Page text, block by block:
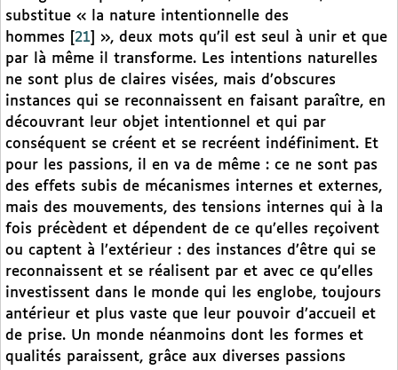
substitue « la nature intentionnelle des
hommes
21
», deux mots qu’il est seul à unir et que
par là même il transforme. Les intentions naturelles
ne sont plus de claires visées, mais d’obscures
instances qui se reconnaissent en faisant paraître, en
découvrant leur objet intentionnel et qui par
conséquent se créent et se recréent indéfiniment. Et
pour les passions, il en va de même : ce ne sont pas
des effets subis de mécanismes internes et externes,
mais des mouvements, des tensions internes qui à la
fois précèdent et dépendent de ce qu’elles reçoivent
ou captent à l’extérieur : des instances d’être qui se
reconnaissent et se réalisent par et avec ce qu’elles
investissent dans le monde qui les englobe, toujours
antérieur et plus vaste que leur pouvoir d’accueil et
de prise. Un monde néanmoins dont les formes et
qualités paraissent, grâce aux diverses passions